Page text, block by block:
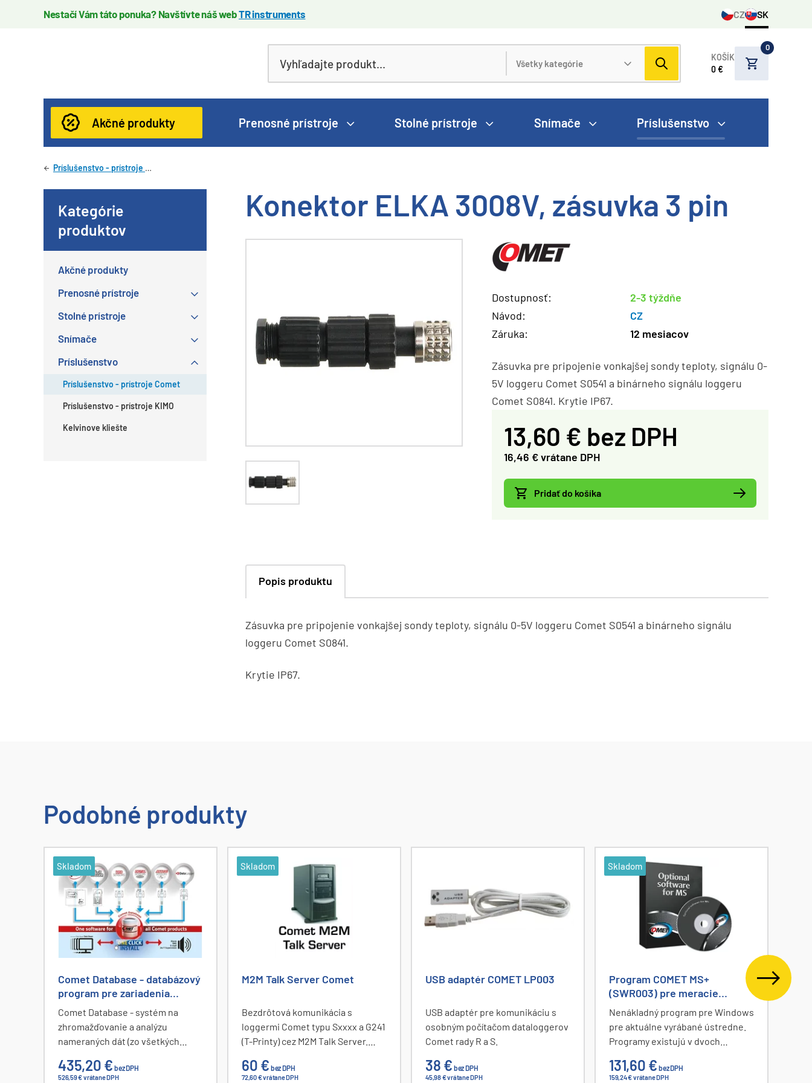
Nestačí Vám táto ponuka? Navštívte náš webTR instruments CZ SK
KOŠÍK
0 €
0
Akčné produkty Prenosné prístroje Stolné prístroje Snímače Príslušenstvo
Príslušenstvo - prístroje Comet
Kategórie
produktov
Akčné produkty
Prenosné prístroje
Stolné prístroje
Snímače
Príslušenstvo
Príslušenstvo - prístroje Comet
Príslušenstvo - prístroje KIMO
Kelvinove kliešte
Konektor ELKA 3008V, zásuvka 3 pin
Dostupnosť:
2-3 týždňe
Návod:
CZ
Záruka:
12 mesiacov
Zásuvka pre pripojenie vonkajšej sondy teploty, signálu 0-
5V loggeru Comet S0541 a binárneho signálu loggeru
Comet S0841. Krytie IP67.
13,60 € bez DPH
16,46 € vrátane DPH
Pridať do košíka
Popis produktu
Zásuvka pre pripojenie vonkajšej sondy teploty, signálu 0-5V loggeru Comet S0541 a binárneho signálu
loggeru Comet S0841.
Krytie IP67.
Podobné produkty
Skladom
Comet Database - databázový
program pre zariadenia
Comet
Comet Database - systém na
zhromažďovanie a analýzu
nameraných dát (zo všetkých
1 licenciu Comet Database
435,20 € bez DPH
526,59 € vrátane DPH
Skladom
M2M Talk Server Comet
Bezdrôtová komunikácia s
loggermi Comet typu Sxxxx a G241
(T-Printy) cez M2M Talk Server.
M2M talk servera - za každý
60 € bez DPH
72,60 € vrátane DPH
USB adaptér COMET LP003
USB adaptér pre komunikáciu s
osobným počítačom dataloggerov
Comet rady R a S.
38 € bez DPH
45,98 € vrátane DPH
Skladom
Program COMET MS+
(SWR003) pre meracie
ústredne MS6 / MS55
Nenákladný program pre Windows
pre aktuálne vyrábané ústredne.
Programy existujú v dvoch
zadarmo. Rozšírenú verziu
131,60 € bez DPH
159,24 € vrátane DPH